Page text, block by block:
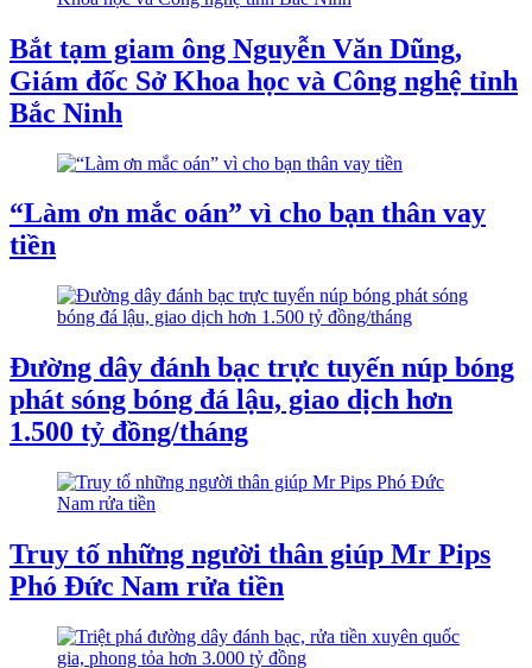
Bắt tạm giam ông Nguyễn Văn Dũng,
Giám đốc Sở Khoa học và Công nghệ tỉnh
Bắc Ninh
“Làm ơn mắc oán” vì cho bạn thân vay
tiền
Đường dây đánh bạc trực tuyến núp bóng
phát sóng bóng đá lậu, giao dịch hơn
1.500 tỷ đồng/tháng
Truy tố những người thân giúp Mr Pips
Phó Đức Nam rửa tiền